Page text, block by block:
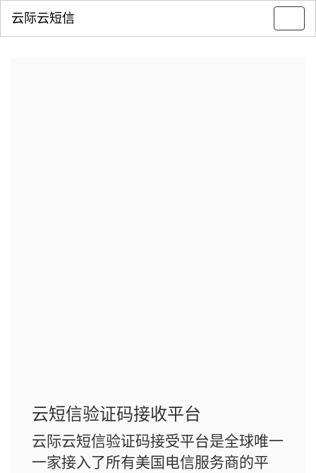
云际云短信
云短信验证码接收平台
云际云短信验证码接受平台是全球唯一
一家接入了所有美国电信服务商的平